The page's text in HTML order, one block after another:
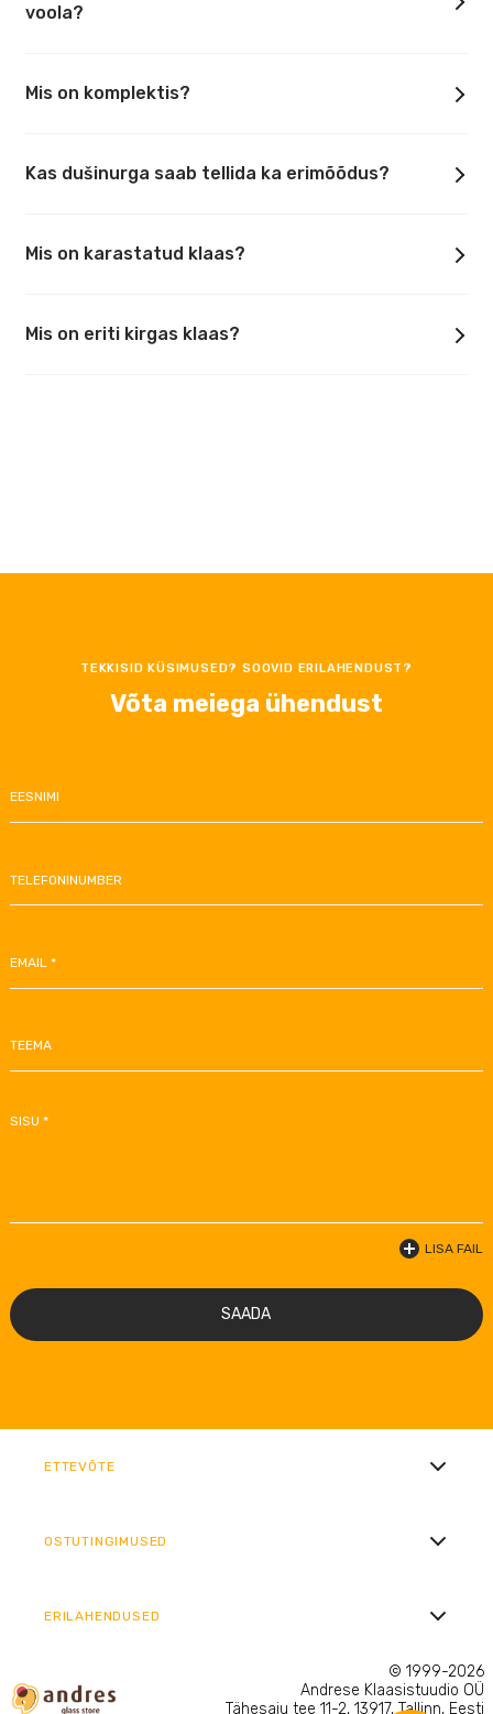
voola?
Mis on komplektis?
Kas dušinurga saab tellida ka erimõõdus?
Mis on karastatud klaas?
Mis on eriti kirgas klaas?
TEKKISID KÜSIMUSED? SOOVID ERILAHENDUST?
Võta meiega ühendust
EESNIMI
TELEFONINUMBER
EMAIL *
TEEMA
SISU *
LISA FAIL
SAADA
ETTEVÕTE
OSTUTINGIMUSED
ERILAHENDUSED
© 1999-2026
Andrese Klaasistuudio OÜ
Tähesaju tee 11-2, 13917, Tallinn, Eesti